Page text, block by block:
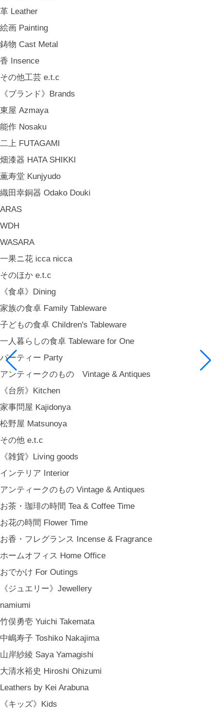
革 Leather
絵画 Painting
鋳物 Cast Metal
香 Insence
その他工芸 e.t.c
《ブランド》Brands
東屋 Azmaya
能作 Nosaku
二上 FUTAGAMI
畑漆器 HATA SHIKKI
薫寿堂 Kunjyudo
織田幸銅器 Odako Douki
ARAS
WDH
WASARA
一果ニ花 icca nicca
そのほか e.t.c
《食卓》Dining
家族の食卓 Family Tableware
子どもの食卓 Children's Tableware
一人暮らしの食卓 Tableware for One
パーティー Party
アンティークのもの Vintage & Antiques
《台所》Kitchen
家事問屋 Kajidonya
松野屋 Matsunoya
その他 e.t.c
《雑貨》Living goods
インテリア Interior
アンティークのもの Vintage & Antiques
お茶・珈琲の時間 Tea & Coffee Time
お花の時間 Flower Time
お香・フレグランス Incense & Fragrance
ホームオフィス Home Office
おでかけ For Outings
《ジュエリー》Jewellery
namiumi
竹俣勇壱 Yuichi Takemata
中嶋寿子 Toshiko Nakajima
山岸紗綾 Saya Yamagishi
大清水裕史 Hiroshi Ohizumi
Leathers by Kei Arabuna
《キッズ》Kids